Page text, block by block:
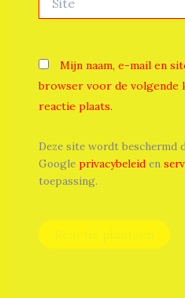
Mijn naam, e-mail en
browser voor de volgende
reactie plaats.
Deze site wordt beschermd
Google privacybeleiden
toepassing.